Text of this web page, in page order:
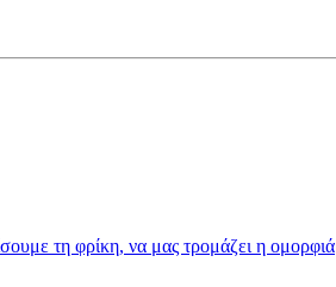
τη φρίκη, να μας τρομάζει η ομορφιά